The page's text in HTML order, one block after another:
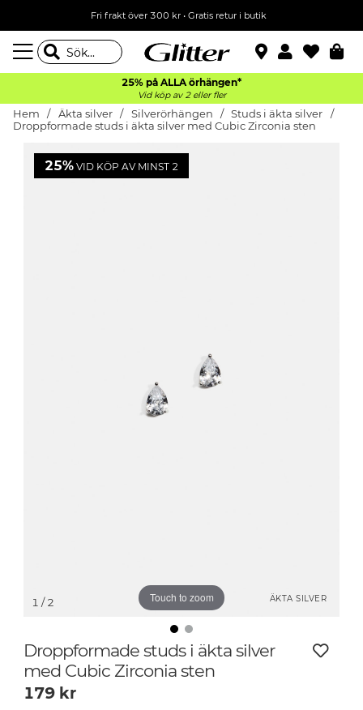
Fri frakt över 300 kr• Gratis retur i butik
25% på ALLA örhängen*
Vid köp av 2 eller fler
Hem Äkta silver Silverörhängen
Studs i äkta silver
Droppformade studs i äkta silver med Cubic Zirconia sten
25% VID KÖP AV MINST 2
ÄKTA SILVER
Touch to zoom
1 / 2
Droppformade studs i äkta silver
med Cubic Zirconia sten
179 kr